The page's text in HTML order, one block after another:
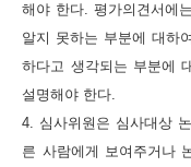
해야 한다. 평가의견서에
알지 못하는 부분에 대하
하다고 생각되는 부분에
설명해야 한다.
4. 심사위원은 심사대상
른 사람에게 보여주거나